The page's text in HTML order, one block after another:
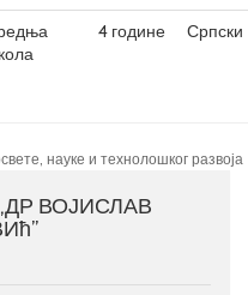
4 године Српски
науке и технолошког развоја
ВОЈИСЛАВ